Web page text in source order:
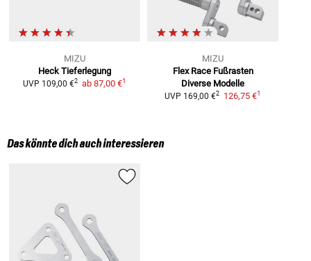
MIZU
Heck Tieferlegung
UVP 109,00 €2 ab 87,00 €1
MIZU
Flex Race Fußrasten
Diverse Modelle
UVP 169,00 €2 126,75 €1
Das könnte dich auch interessieren